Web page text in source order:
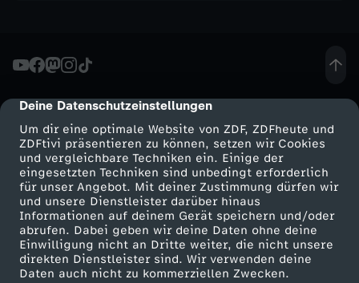
cmp-dialog-description
Deine Datenschutzeinstellungen
Um dir eine optimale Website von ZDF, ZDFheute und
ZDFtivi präsentieren zu können, setzen wir Cookies
und vergleichbare Techniken ein. Einige der
eingesetzten Techniken sind unbedingt erforderlich
für unser Angebot. Mit deiner Zustimmung dürfen wir
und unsere Dienstleister darüber hinaus
Informationen auf deinem Gerät speichern und/oder
abrufen. Dabei geben wir deine Daten ohne deine
Einwilligung nicht an Dritte weiter, die nicht unsere
direkten Dienstleister sind. Wir verwenden deine
Daten auch nicht zu kommerziellen Zwecken.
Mehr ZDF
ZDF-Apps
Smart TV
ZDFtext
Service
ZDFmitreden
Kontakt zum ZDF
Tickets